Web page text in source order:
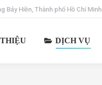
Bảy Hiền, Thành phố Hồ Chí Minh
DỊCH VỤ